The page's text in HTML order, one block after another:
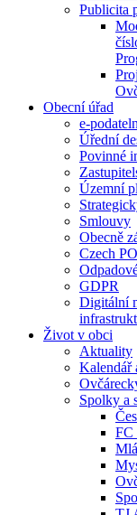
Publicita
Obecní úřad
e-
Úřední
Povinné
Územní
Smlouvy
Obecně
Czech
GDPR
Digitální
Život v obci
Aktuality
Kalendář
Spolky a
FC